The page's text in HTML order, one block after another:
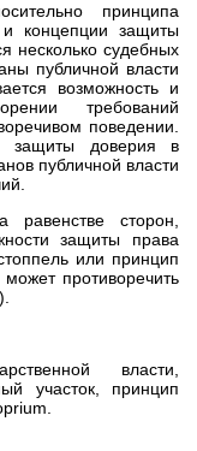
принципа
и концепции защиты
несколько судебных
публичной власти
возможность и
требований
поведении.
защиты доверия в
публичной власти
равенстве сторон,
защиты права
или принцип
противоречить
власти,
участок, принцип